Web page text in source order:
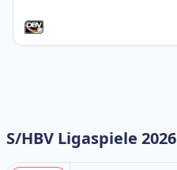
S/HBV Ligaspiele 2026